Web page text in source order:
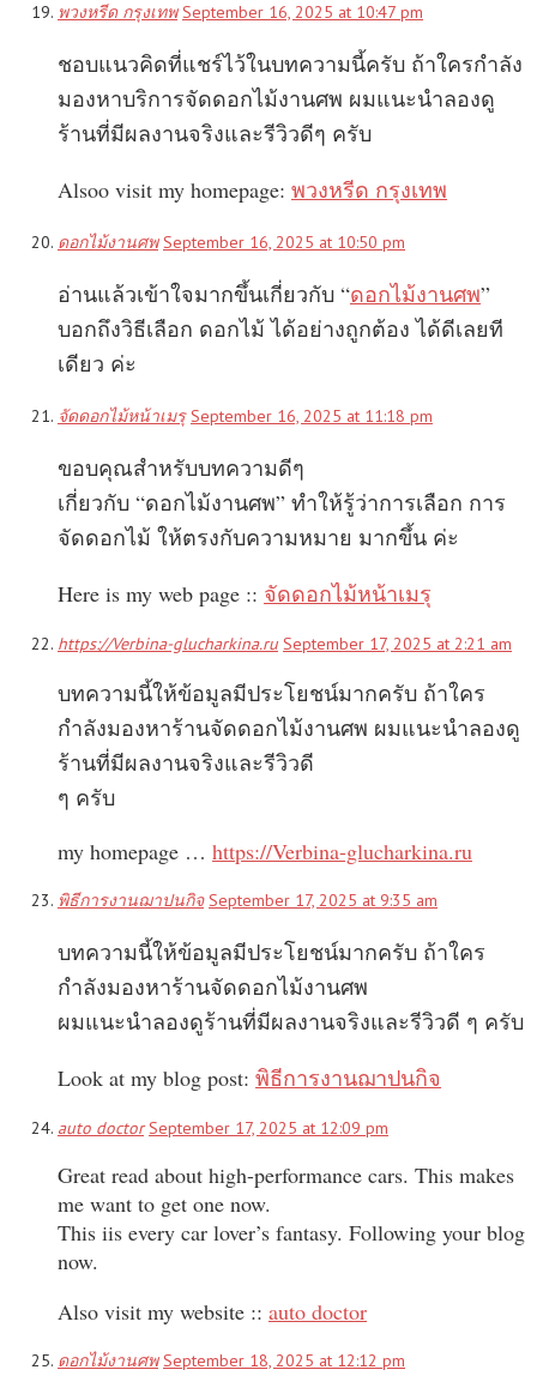
พวงหรีด กรุงเทพ September 16, 2025 at 10:47 pm
ชอบแนวคิดที่แชร์ไว้ในบทความนี้ครับ ถ้าใครกำลัง
มองหาบริการจัดดอกไม้งานศพ ผมแนะนำลองดู
ร้านที่มีผลงานจริงและรีวิวดีๆ ครับ
Alsoo visit my homepage: พวงหรีด กรุงเทพ
ดอกไม้งานศพ September 16, 2025 at 10:50 pm
อ่านแล้วเข้าใจมากขึ้นเกี่ยวกับ “ดอกไม้งานศพ”
บอกถึงวิธีเลือก ดอกไม้ ได้อย่างถูกต้อง ได้ดีเลยที
เดียว ค่ะ
จัดดอกไม้หน้าเมรุ September 16, 2025 at 11:18 pm
ขอบคุณสำหรับบทความดีๆ
เกี่ยวกับ “ดอกไม้งานศพ” ทำให้รู้ว่าการเลือก การ
จัดดอกไม้ ให้ตรงกับความหมาย มากขึ้น ค่ะ
Here is my web page :: จัดดอกไม้หน้าเมรุ
https://Verbina-glucharkina.ru September 17, 2025 at 2:21 am
บทความนี้ให้ข้อมูลมีประโยชน์มากครับ ถ้าใคร
กำลังมองหาร้านจัดดอกไม้งานศพ ผมแนะนำลองดู
ร้านที่มีผลงานจริงและรีวิวดี
ๆ ครับ
my homepage … https://Verbina-glucharkina.ru
พิธีการงานฌาปนกิจ September 17, 2025 at 9:35 am
บทความนี้ให้ข้อมูลมีประโยชน์มากครับ ถ้าใคร
กำลังมองหาร้านจัดดอกไม้งานศพ
ผมแนะนำลองดูร้านที่มีผลงานจริงและรีวิวดี ๆ ครับ
Look at my blog post: พิธีการงานฌาปนกิจ
auto doctor September 17, 2025 at 12:09 pm
Great read about high-performance cars. This makes
me want to get one now.
This iis every car lover’s fantasy. Following your blog
now.
Also visit my website :: auto doctor
ดอกไม้งานศพ September 18, 2025 at 12:12 pm